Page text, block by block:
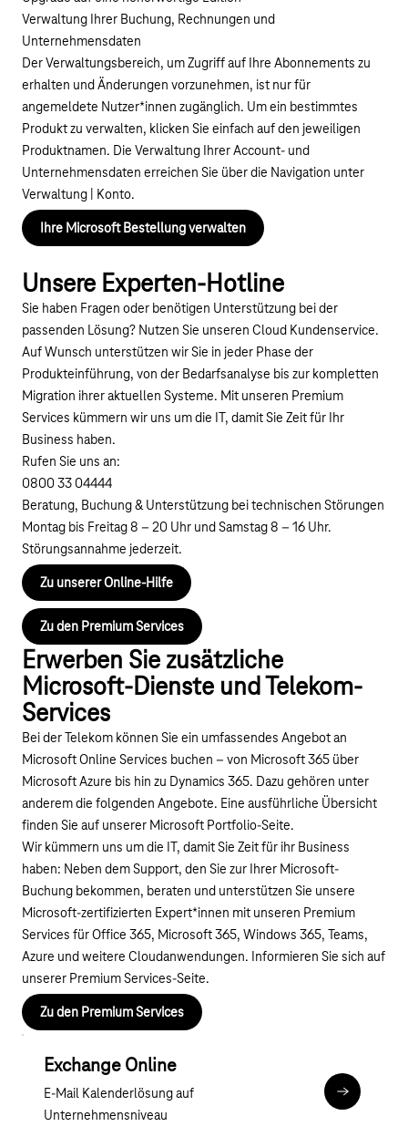
Verwaltung Ihrer Buchung, Rechnungen und
Unternehmensdaten
Der Verwaltungsbereich, um Zugriff auf Ihre Abonnements zu
erhalten und Änderungen vorzunehmen, ist nur für
angemeldete Nutzer*innen zugänglich. Um ein bestimmtes
Produkt zu verwalten, klicken Sie einfach auf den jeweiligen
Produktnamen. Die Verwaltung Ihrer Account- und
Unternehmensdaten erreichen Sie über die Navigation unter
Verwaltung | Konto.
Ihre Microsoft Bestellung verwalten
Unsere Experten-Hotline
Sie haben Fragen oder benötigen Unterstützung bei der
passenden Lösung? Nutzen Sie unseren Cloud Kundenservice.
Auf Wunsch unterstützen wir Sie in jeder Phase der
Produkteinführung, von der Bedarfsanalyse bis zur kompletten
Migration ihrer aktuellen Systeme. Mit unseren Premium
Services kümmern wir uns um die IT, damit Sie Zeit für Ihr
Business haben.
Rufen Sie uns an:
0800 33 04444
Beratung, Buchung & Unterstützung bei technischen Störungen
Montag bis Freitag 8 – 20 Uhr und Samstag 8 – 16 Uhr.
Störungsannahme jederzeit.
Zu unserer Online-Hilfe
Zu den Premium Services
Erwerben Sie zusätzliche
Microsoft-Dienste und Telekom-
Services
Bei der Telekom können Sie ein umfassendes Angebot an
Microsoft Online Services buchen – von Microsoft 365 über
Microsoft Azure bis hin zu Dynamics 365. Dazu gehören unter
anderem die folgenden Angebote. Eine ausführliche Übersicht
finden Sie auf unserer Microsoft Portfolio-Seite.
Wir kümmern uns um die IT, damit Sie Zeit für ihr Business
haben: Neben dem Support, den Sie zur Ihrer Microsoft-
Buchung bekommen, beraten und unterstützen Sie unsere
Microsoft-zertifizierten Expert*innen mit unseren Premium
Services für Office 365, Microsoft 365, Windows 365, Teams,
Azure und weitere Cloudanwendungen. Informieren Sie sich auf
unserer Premium Services-Seite.
Zu den Premium Services
Exchange Online
E-Mail Kalenderlösung auf
Unternehmensniveau
Zu